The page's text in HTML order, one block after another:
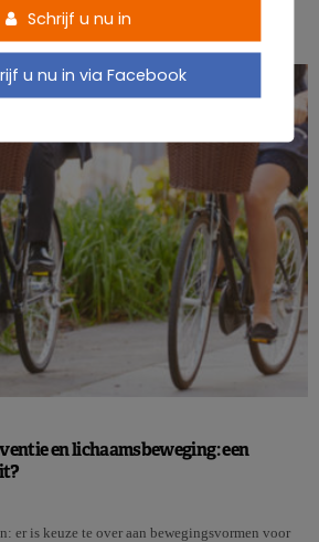
en lichaamsbeweging: een
er is keuze te over aan bewegingsvormen voor
Schrijf u nu in
u nu in via Facebook